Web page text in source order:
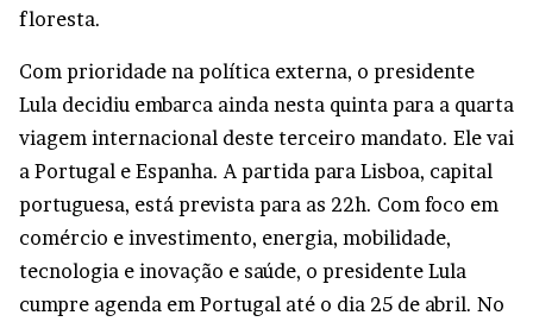
floresta.
Com prioridade na política externa, o presidente
Lula decidiu embarca ainda nesta quinta para a quarta
viagem internacional deste terceiro mandato. Ele vai
a Portugal e Espanha. A partida para Lisboa, capital
portuguesa, está prevista para as 22h. Com foco em
comércio e investimento, energia, mobilidade,
tecnologia e inovação e saúde, o presidente Lula
cumpre agenda em Portugal até o dia 25 de abril. No